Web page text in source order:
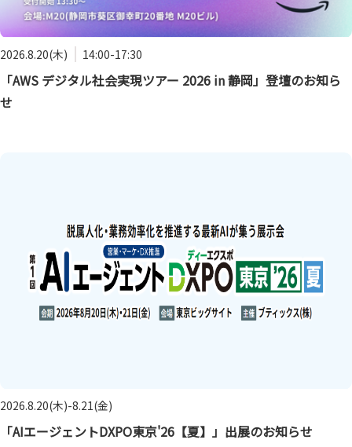
2026.8.20(木) 14:00-17:30
「AWS デジタル社会実現ツアー 2026 in 静岡」登壇のお知ら
せ
2026.8.20(木)-8.21(金)
「AIエージェントDXPO東京'26【夏】」出展のお知らせ